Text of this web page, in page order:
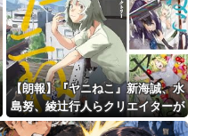
【朗報】『ヤニねこ』新海誠、水
島努、綾辻行人らクリエイターが
絶賛ｗｗｗｗｗｗｗｗｗ